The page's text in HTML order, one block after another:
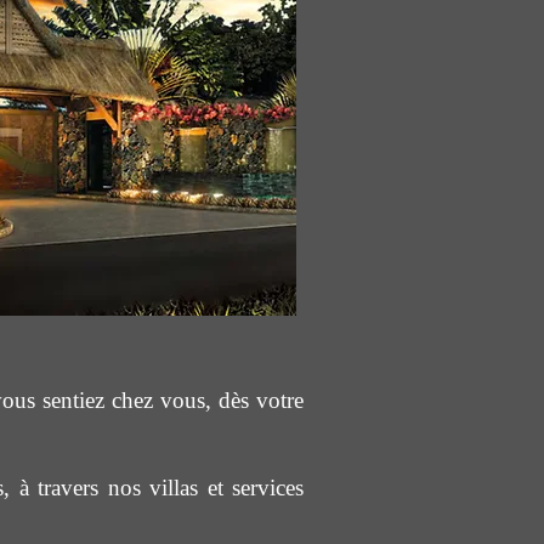
sentiez chez vous, dès votre
à travers nos villas et services